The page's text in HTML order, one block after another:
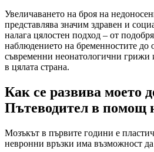
Увеличаването на броя на
представлява значим здравен и
налага цялостен подход – от
наблюдението на бременностите до
съвременни неонатологични грижи
в цялата страна.
Как се развива моето
Пътеводител в помощ
Мозъкът в първите години е
невронни връзки има възможност